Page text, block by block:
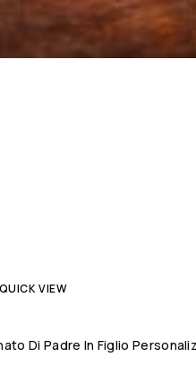
QUICK VIEW
Di Padre In Figlio